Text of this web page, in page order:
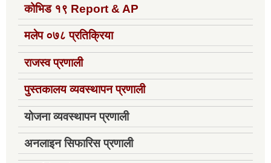
कोभिड १९ Report & AP
मलेप ०७८ प्रतिक्रिया
राजस्व प्रणाली
पुस्तकालय व्यवस्थापन प्रणाली
योजना व्यवस्थापन प्रणाली
अनलाइन सिफारिस प्रणाली